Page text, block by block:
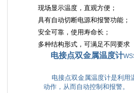
现场显示温度，直观方便；
具有自动切断电源和报警功能；
安全可靠，使用寿命长；
多种结构形式，可满足不同要
电接点双金属温度计
电接点双金属温度计是利用
动作，从而自动控制和报警。